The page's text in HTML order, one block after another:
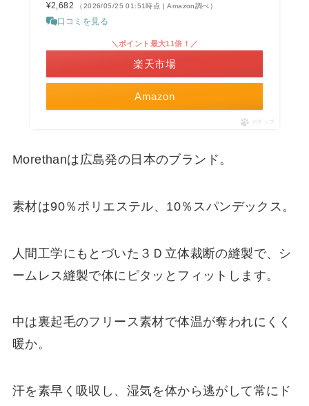
¥2,682
（2026/05/25 01:51時点 | Amazon調べ）
口コミを見る
Amazon
＼ポイント最大11倍！／
楽天市場
ポチップ
Morethanは広島発の日本のブランド。
素材は90％ポリエステル、10％スパンデックス。
人間工学にもとづいた３Ｄ立体裁断の縫製で、シ
ームレス縫製で体にピタッとフィットします。
中は裏起毛のフリース素材で体温が奪われにくく
暖か。
汗を素早く吸収し、湿気を体から逃がして常にド